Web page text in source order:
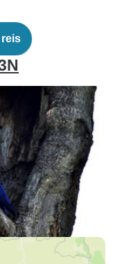
en dat is zeker
hadden
DICHTBIJ ze,
jagen (die
in het water!) en
super dicht langs de
was het een
Heel, heel, heel
jullie gastvrijheid!
reis